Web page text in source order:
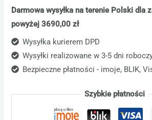
Darmowa wysyłka na terenie Polski dla
powyżej 3690,00 zł
Wysyłka kurierem DPD
Wysyłki realizowane w 3-5 dni
Bezpieczne płatności - imoje, BLIK,
Szybkie płatności